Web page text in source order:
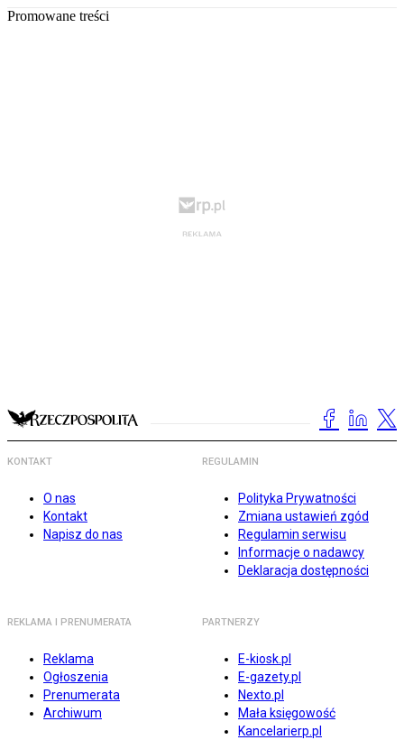
Promowane treści
KONTAKT
O nas
Kontakt
Napisz do nas
REGULAMIN
Polityka Prywatności
Zmiana ustawień zgód
Regulamin serwisu
Informacje o nadawcy
Deklaracja dostępności
REKLAMA I PRENUMERATA
Reklama
Ogłoszenia
Prenumerata
Archiwum
PARTNERZY
E-kiosk.pl
E-gazety.pl
Nexto.pl
Mała księgowość
Kancelarierp.pl